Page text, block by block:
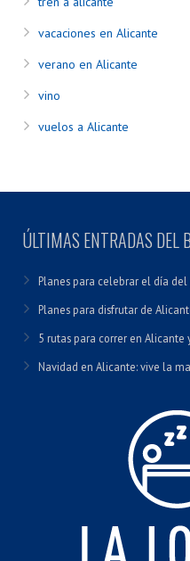
vacaciones en Alicante
verano en Alicante
vino
vuelos a Alicante
ÚLTIMAS ENTRADAS DEL
Planes para celebrar el día
Planes para disfrutar de
5 rutas para correr en Alicante
Navidad en Alicante: vive la